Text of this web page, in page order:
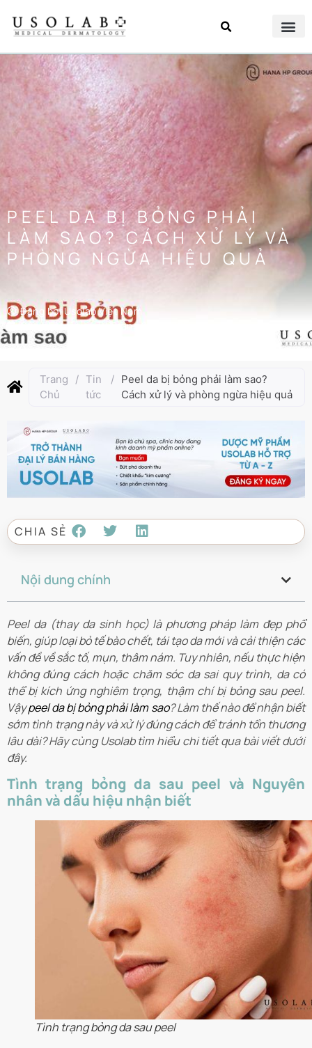
PEEL DA BỊ BỎNG PHẢI
LÀM SAO? CÁCH XỬ LÝ VÀ
PHÒNG NGỪA HIỆU QUẢ
Đăng bởiUsolab Việt Nam
Cập nhật lần cuối:
Tháng 2 15, 2025
Trang
Chủ
/ Tin
tức
/ Peel da bị bỏng phải làm sao?
Cách xử lý và phòng ngừa hiệu quả
CHIA SẺ
Nội dung chính
Peel da (thay da sinh học) là phương pháp làm đẹp phổ
biến, giúp loại bỏ tế bào chết, tái tạo da mới và cải thiện các
vấn đề về sắc tố, mụn, thâm nám. Tuy nhiên, nếu thực hiện
không đúng cách hoặc chăm sóc da sai quy trình, da có
thể bị kích ứng nghiêm trọng, thậm chí bị bỏng sau peel.
Vậypeel da bị bỏng phải làm sao? Làm thế nào để nhận biết
sớm tình trạng này và xử lý đúng cách để tránh tổn thương
lâu dài? Hãy cùng Usolab tìm hiểu chi tiết qua bài viết dưới
đây.
Tình trạng bỏng da sau peel và Nguyên
nhân và dấu hiệu nhận biết
Tình trạng bỏng da sau peel